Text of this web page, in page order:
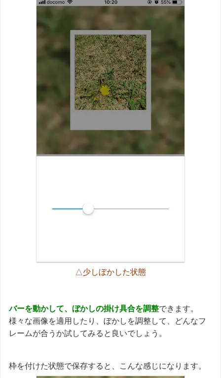
△少しぼかした状態
バーを動かして、ぼかしの掛け具合を調整できます。
様々な画像を適用したり、ぼかしを調整して、どんなフ
レームが合うか試してみると良いでしょう。
枠を付けた状態で保存すると、こんな感じになります。